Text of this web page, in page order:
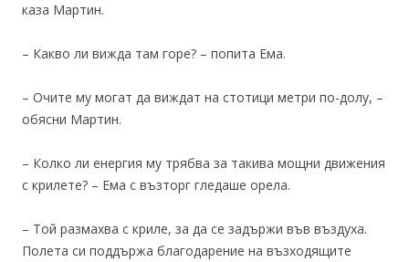
каза Мартин.
– Какво ли вижда там горе? – попита Ема.
– Очите му могат да виждат на стотици метри по-долу, –
обясни Мартин.
– Колко ли енергия му трябва за такива мощни движения
с крилете? – Ема с възторг гледаше орела.
– Той размахва с криле, за да се задържи във въздуха.
Полета си поддържа благодарение на възходящите